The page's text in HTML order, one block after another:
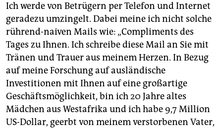
fragen & hilfe
unterstützen
abo
genossenschaft
epaper login
Ich werde von Betrügern per Telefon und Internet
geradezu umzingelt. Dabei meine ich nicht solche
rührend-naiven Mails wie: „Compliments des
Tages zu Ihnen. Ich schreibe diese Mail an Sie mit
Tränen und Trauer aus meinem Herzen. In Bezug
auf meine Forschung auf ausländische
Investitionen mit Ihnen auf eine großartige
Geschäftsmöglichkeit, bin ich 20 Jahre altes
Mädchen aus Westafrika und ich habe 9,7 Million
US-Dollar, geerbt von meinem verstorbenen Vater,